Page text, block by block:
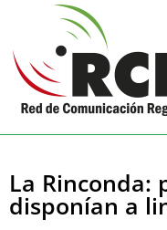
La Rinconda:
disponían a